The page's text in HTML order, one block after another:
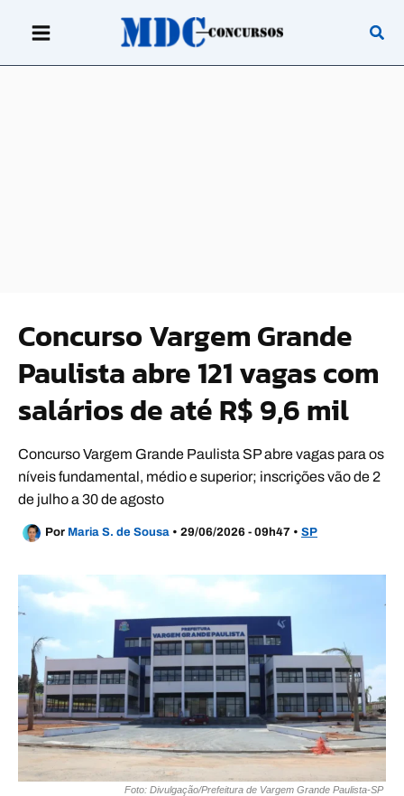
Concurso Vargem Grande
Paulista abre 121 vagas com
salários de até R$ 9,6 mil
Concurso Vargem Grande Paulista SP abre vagas para os
níveis fundamental, médio e superior; inscrições vão de 2
de julho a 30 de agosto
Por Maria S. de Sousa • 29/06/2026 - 09h47 • SP
Foto: Divulgação/Prefeitura de Vargem Grande Paulista-SP